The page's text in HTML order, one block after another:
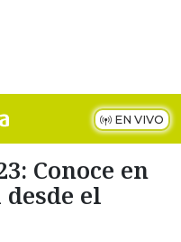
EN VIVO
Conoce en
el